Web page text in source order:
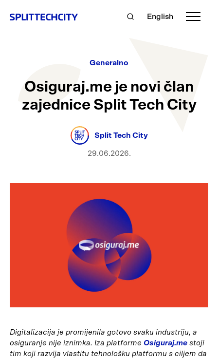
English
Generalno
Osiguraj.me je novi član
zajednice Split Tech City
Split Tech City
29.06.2026.
Digitalizacija je promijenila gotovo svaku industriju, a
osiguranje nije iznimka. Iza platforme Osiguraj.me stoji
tim koji razvija vlastitu tehnološku platformu s ciljem da